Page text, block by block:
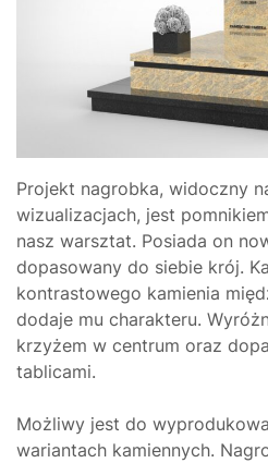
Projekt nagrobka, widoczny
wizualizacjach, jest
nasz warsztat. Posiada on
dopasowany do siebie krój.
kontrastowego kamienia
dodaje mu charakteru.
krzyżem w centrum oraz
tablicami.
Możliwy jest do
wariantach kamiennych.